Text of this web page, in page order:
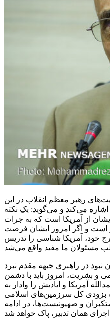
رهبر معظم انقلاب در این
اشاره می‌کند و می‌گوید: یک نکته
از آمریکا است که به جرات
است و اگر امروز ایشان فرصت
خود، آمریکا شناسی را تدریس
نبود در راهبری جبهه مقدم نبرد
و بشریت، امروز باید با دشمن
آمریکا و ایادیش را وادار به
بزودی کل سرزمین‌های اسلامی
و صهیونیست‌ها، در ادامه